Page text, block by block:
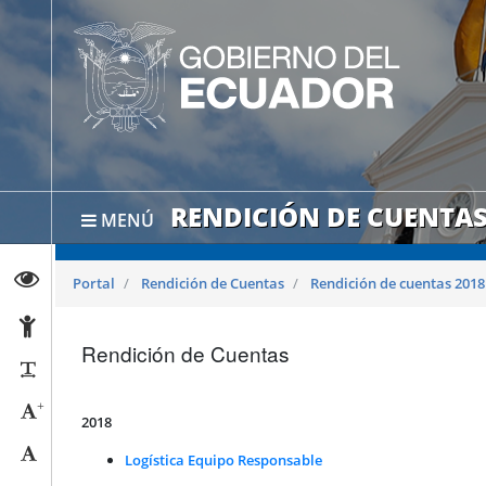
MENÚ RENDICIÓN DE
Abrir página de Transparencia
Abrir página de Accesibilidad
Reducir párrafos
+
Tamaño normal
Portal Rendición de Cuentas Rendición de cuentas 2018
Rendición de Cuentas
2018
Logística Equipo Responsable